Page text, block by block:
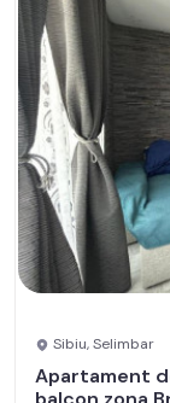
Sibiu, Selimbar
Apartament